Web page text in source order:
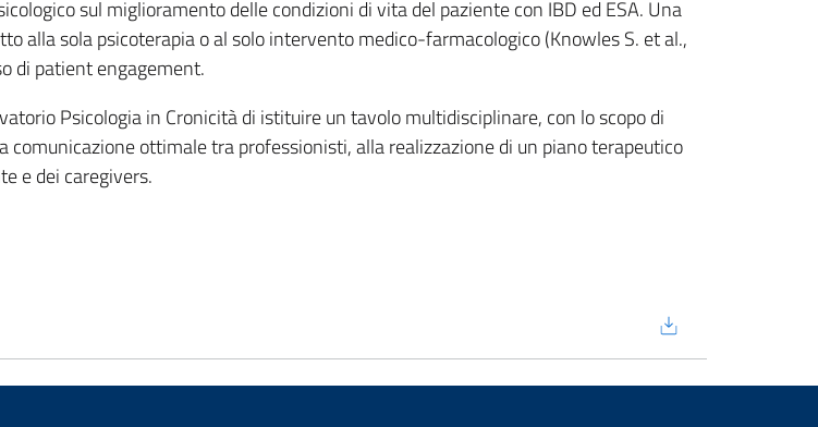
sul miglioramento delle condizioni di vita del paziente con IBD ed ESA. Una
alla sola psicoterapia o al solo intervento medico-farmacologico (Knowles S. et al.,
di patient engagement.
Psicologia in Cronicità di istituire un tavolo multidisciplinare, con lo scopo di
comunicazione ottimale tra professionisti, alla realizzazione di un piano terapeutico
e dei caregivers.